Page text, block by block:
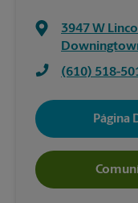
3947 W
(610) 518-
Página